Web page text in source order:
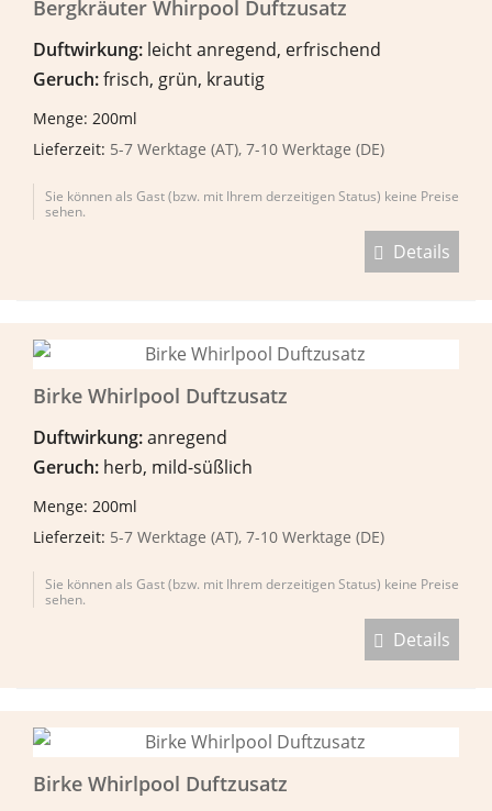
Bergkräuter Whirpool Duftzusatz
Duftwirkung: leicht anregend, erfrischend
Geruch:frisch, grün, krautig
Menge: 200ml
Lieferzeit: 5-7 Werktage (AT), 7-10 Werktage (DE)
Sie können als Gast (bzw. mit Ihrem derzeitigen Status) keine Preise
sehen.
Details
Birke Whirlpool Duftzusatz
Duftwirkung:anregend
Geruch: herb, mild-süßlich
Menge: 200ml
Lieferzeit: 5-7 Werktage (AT), 7-10 Werktage (DE)
Sie können als Gast (bzw. mit Ihrem derzeitigen Status) keine Preise
sehen.
Details
Birke Whirlpool Duftzusatz